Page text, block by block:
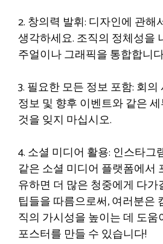
2. 창의력 발휘: 디자인에 관
생각하세요. 조직의 정체성을
주얼이나 그래픽을 통합합니
3. 필요한 모든 정보 포함: 회의
정보 및 향후 이벤트와 같은
것을 잊지 마십시오.
4. 소셜 미디어 활용: 인스타
같은 소셜 미디어 플랫폼에서
유하면 더 많은 청중에게 다가
팁들을 따름으로써, 여러분은
직의 가시성을 높이는 데 도움
포스터를 만들 수 있습니다!